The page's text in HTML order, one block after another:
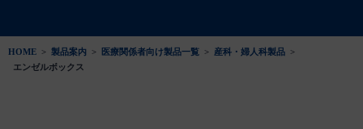
HOME > 製品案内 > 医療関係者向け製品一覧 > 産科・婦人科製品 >
エンゼルボックス